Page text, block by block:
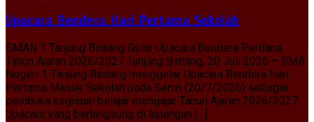
Upacara Bendera Hari Pertama Sekolah
SMAN 1 Tanjung Bintang Gelar Upacara Bendera Perdana
Tahun Ajaran 2026/2027 Tanjung Bintang, 20 Juli 2026 – SMA
Negeri 1 Tanjung Bintang menggelar Upacara Bendera Hari
Pertama Masuk Sekolah pada Senin (20/7/2026) sebagai
pembuka kegiatan belajar mengajar Tahun Ajaran 2026/2027.
Upacara yang berlangsung di lapangan […]